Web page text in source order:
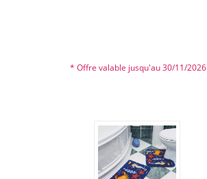
* Offre valable jusqu'au 30/11/2026